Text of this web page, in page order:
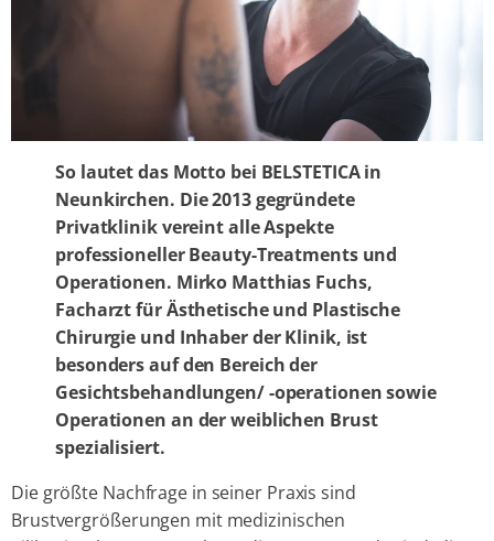
So lautet das Motto bei BELSTETICA in
Neunkirchen. Die 2013 gegründete
Privatklinik vereint alle Aspekte
professioneller Beauty-Treatments und
Operationen. Mirko Matthias Fuchs,
Facharzt für Ästhetische und Plastische
Chirurgie und Inhaber der Klinik, ist
besonders auf den Bereich der
Gesichtsbehandlungen/ -operationen sowie
Operationen an der weiblichen Brust
spezialisiert.
Die größte Nachfrage in seiner Praxis sind
Brustvergrößerungen mit medizinischen